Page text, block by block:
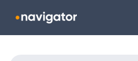
Navigation überspringen